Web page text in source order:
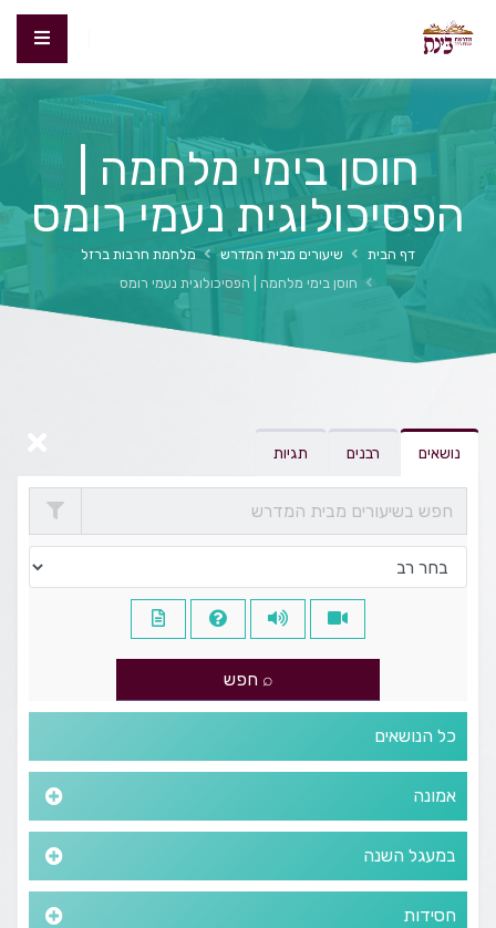
חוסן בימי מלחמה |
הפסיכולוגית נעמי רומס
דף הבית שיעורים מבית המדרש
מלחמת חרבות ברזל
חוסן בימי מלחמה | הפסיכולוגית נעמי רומס
נושאים רבנים תגיות
כל הנושאים
אמונה
במעגל השנה
חסידות